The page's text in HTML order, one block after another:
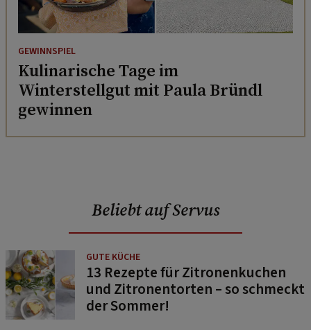
GEWINNSPIEL
Kulinarische Tage im
Winterstellgut mit Paula Bründl
gewinnen
Beliebt auf Servus
GUTE KÜCHE
13 Rezepte für Zitronenkuchen
und Zitronentorten – so schmeckt
der Sommer!